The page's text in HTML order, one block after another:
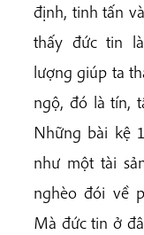
định, tinh tấn
thấy đức tin
lượng giúp ta
ngộ, đó là tín,
Những bài kệ
như một tài
nghèo đói về
Mà đức tin ở